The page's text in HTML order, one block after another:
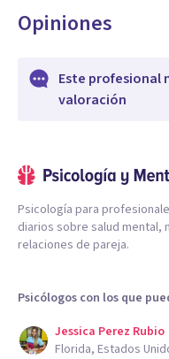
Opiniones
Este profesional
valoración
Psicología para
diarios sobre salud
relaciones de pareja.
Psicólogos con los que
Jessica Perez Rubio
Florida, Estados